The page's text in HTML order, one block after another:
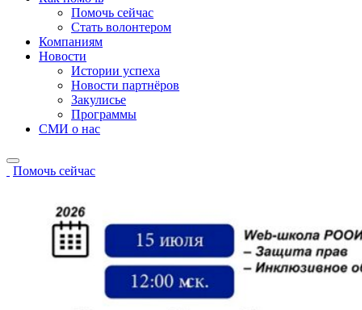
Помочь сейчас
Стать волонтером
Компаниям
Новости
Истории успеха
Новости партнёров
Закулисье
Программы
СМИ о нас
Помочь сейчас